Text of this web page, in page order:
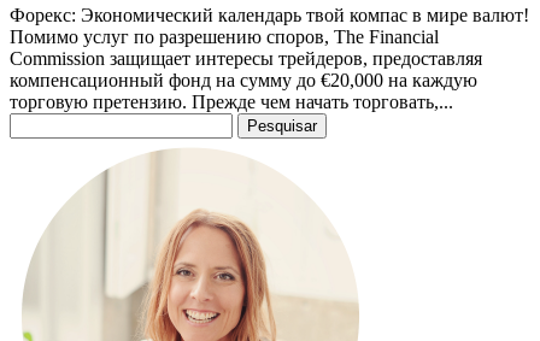
Форекс: Экономический календарь твой компас в мире валют!
Помимо услуг по разрешению споров, The Financial
Commission защищает интересы трейдеров, предоставляя
компенсационный фонд на сумму до €20,000 на каждую
торговую претензию. Прежде чем начать торговать,...
por: